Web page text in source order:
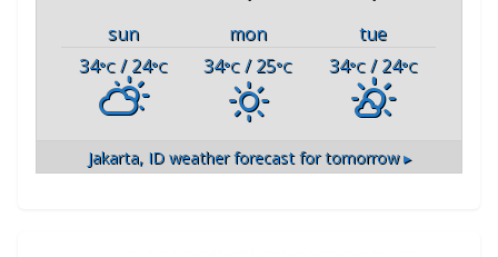
sun mon
tue
34°C / 24°C 34°C / 25°C 34°C/ 24°C
Jakarta, IDweather forecast for tomorrow ▸